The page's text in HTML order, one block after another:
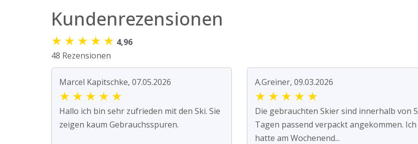
Kundenrezensionen
★ ★ ★ ★ ★ 4,96
48 Rezensionen
Marcel Kapitschke, 07.05.2026
★ ★ ★ ★ ★
Hallo ich bin sehr zufrieden mit den Ski. Sie
zeigen kaum Gebrauchsspuren.
A.Greiner, 09.03.2026
★ ★ ★ ★ ★
Die gebrauchten Skier sind innerhalb von 5
Tagen passend verpackt angekommen. Ich
hatte am Wochenend...